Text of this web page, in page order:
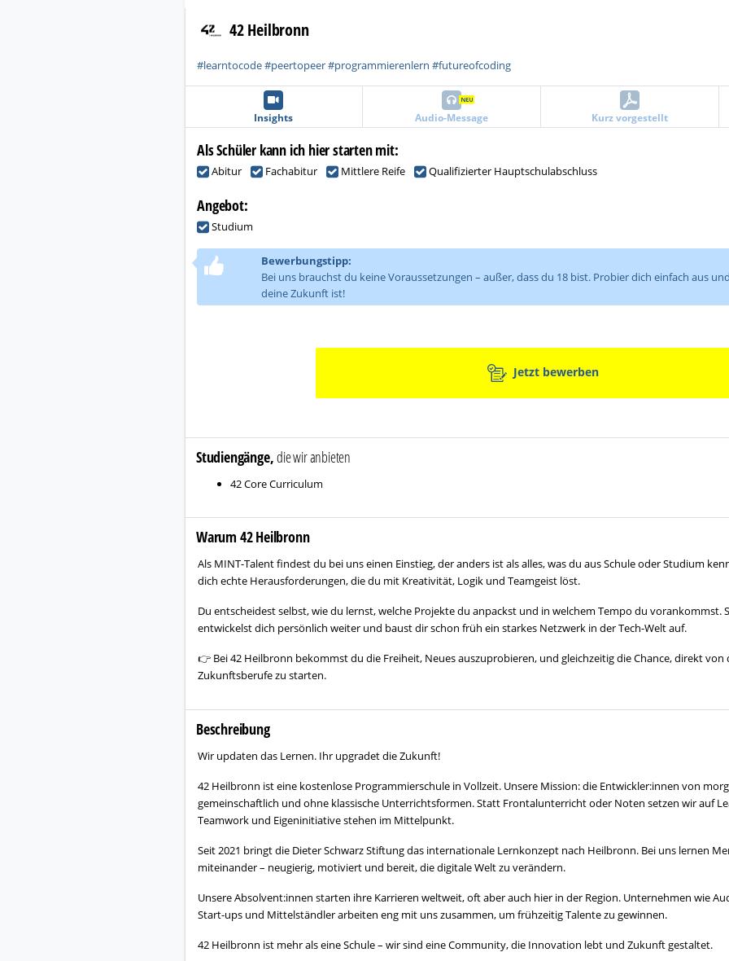
42 Heilbronn
#learntocode #peertopeer #programmierenlern #futureofcoding
Insights Audio-Message Kurz vorgestellt
Als Schüler kann ich hier starten mit:
Abitur Fachabitur Mittlere Reife Qualifizierter Hauptschulabschluss
Angebot:
Studium
Bewerbungstipp:
Bei uns brauchst du keine Voraussetzungen – außer, dass du 18 bist. Probier dich einfach aus
deine Zukunft ist!
Jetzt bewerben
Studiengänge,die wir anbieten
42 Core Curriculum
Warum 42 Heilbronn
Als MINT-Talent findest du bei uns einen Einstieg, der anders ist als alles, was du aus Schule oder Studium
dich echte Herausforderungen, die du mit Kreativität, Logik und Teamgeist löst.
Du entscheidest selbst, wie du lernst, welche Projekte du anpackst und in welchem Tempo du vorankommst.
entwickelst dich persönlich weiter und baust dir schon früh ein starkes Netzwerk in der Tech-Welt auf.
👉 Bei 42 Heilbronn bekommst du die Freiheit, Neues auszuprobieren, und gleichzeitig die Chance, direkt von
Zukunftsberufe zu starten.
Beschreibung
Wir updaten das Lernen. Ihr upgradet die Zukunft!
42 Heilbronn ist eine kostenlose Programmierschule in Vollzeit. Unsere Mission: die Entwickler:innen von
gemeinschaftlich und ohne klassische Unterrichtsformen. Statt Frontalunterricht oder Noten setzen wir auf
Teamwork und Eigeninitiative stehen im Mittelpunkt.
Seit 2021 bringt die Dieter Schwarz Stiftung das internationale Lernkonzept nach Heilbronn. Bei uns lernen
miteinander – neugierig, motiviert und bereit, die digitale Welt zu verändern.
Unsere Absolvent:innen starten ihre Karrieren weltweit, oft aber auch hier in der Region. Unternehmen wie
Start-ups und Mittelständler arbeiten eng mit uns zusammen, um frühzeitig Talente zu gewinnen.
42 Heilbronn ist mehr als eine Schule – wir sind eine Community, die Innovation lebt und Zukunft gestaltet.